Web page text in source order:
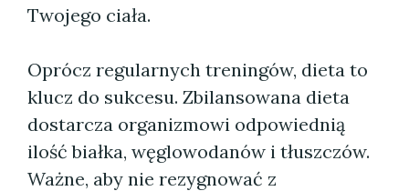
Twojego ciała.
Oprócz regularnych treningów, dieta to
klucz do sukcesu. Zbilansowana dieta
dostarcza organizmowi odpowiednią
ilość białka, węglowodanów i tłuszczów.
Ważne, aby nie rezygnować z